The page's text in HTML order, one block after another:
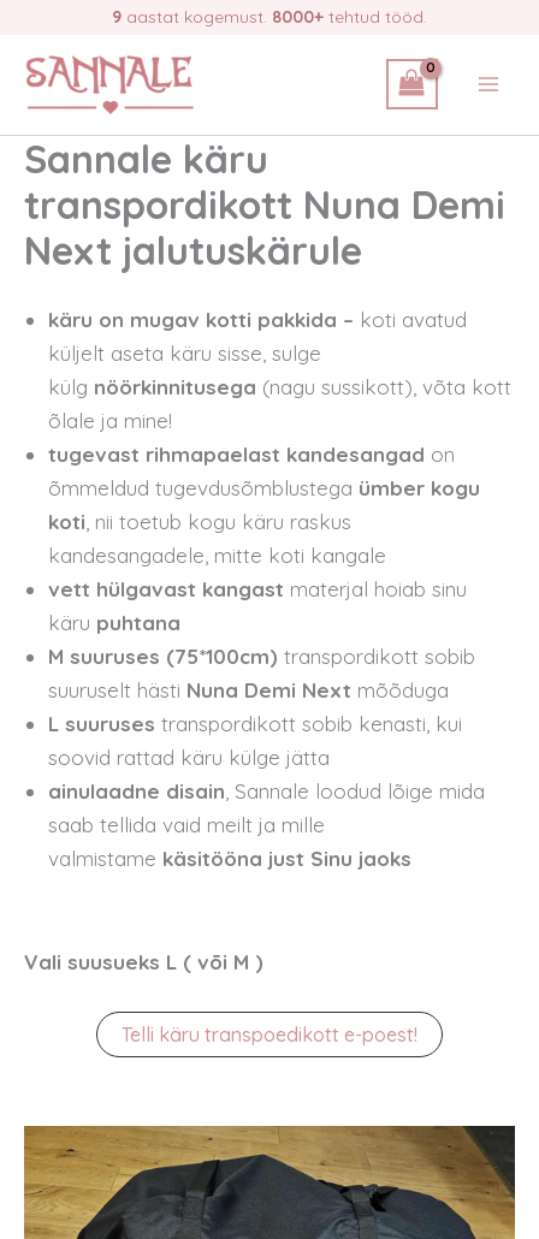
content
9 aastat kogemust. 8000+ tehtud tööd.
Sannale käru
transpordikott Nuna Demi
Next jalutuskärule
käru on mugav kotti pakkida – koti avatud
küljelt aseta käru sisse, sulge
külg nöörkinnitusega (nagu sussikott), võta kott
õlale ja mine!
tugevast rihmapaelast kandesangad on
õmmeldud tugevdusõmblustega ümber kogu
koti , nii toetub kogu käru raskus
kandesangadele, mitte koti kangale
vett hülgavast kangast materjal hoiab sinu
käru puhtana
M suuruses (75*100cm) transpordikott sobib
suuruselt hästi Nuna Demi Next mõõduga
L suuruses transpordikott sobib kenasti, kui
soovid rattad käru külge jätta
ainulaadne disain , Sannale loodud lõige mida
saab tellida vaid meilt ja mille
valmistame käsitööna just Sinu jaoks
Vali suusueks L ( või M )
Telli käru transpoedikott e-poest!